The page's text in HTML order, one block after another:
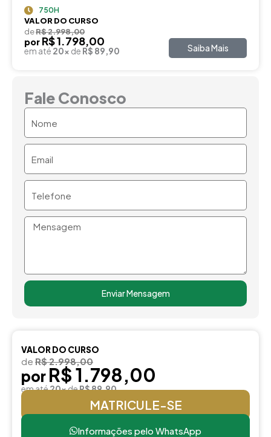
750H
VALOR DO CURSO
deR$ 2.998,00
por R$ 1.798,00
em até 20x de R$ 89,90 Saiba Mais
Fale Conosco
Mensagem
Enviar Mensagem
VALOR DO CURSO
de R$ 2.998,00
por R$ 1.798,00
em até20xdeR$ 89,90
MATRICULE-SE
Informações pelo WhatsApp